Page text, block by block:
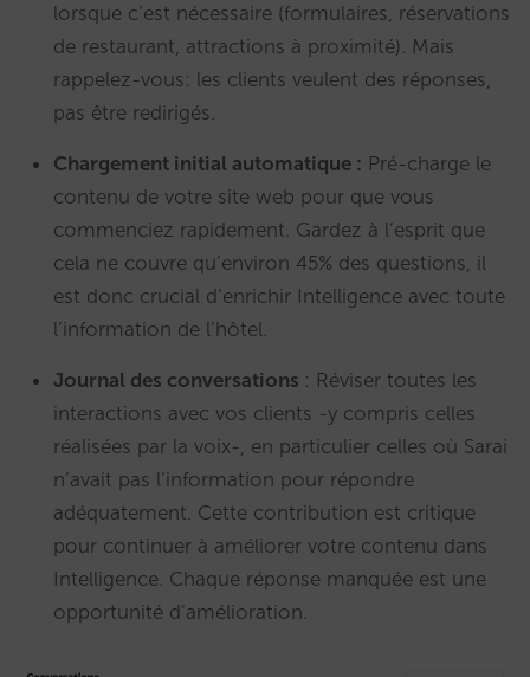
lorsque c’est nécessaire (formulaires, réservations
de restaurant, attractions à proximité). Mais
rappelez-vous: les clients veulent des réponses,
pas être redirigés.
Chargement initial automatique : Pré-charge le
contenu de votre site web pour que vous
commenciez rapidement. Gardez à l’esprit que
cela ne couvre qu’environ 45% des questions, il
est donc crucial d’enrichir Intelligence avec toute
l’information de l’hôtel.
Journal des conversations : Réviser toutes les
interactions avec vos clients -y compris celles
réalisées par la voix-, en particulier celles où Sarai
n’avait pas l’information pour répondre
adéquatement. Cette contribution est critique
pour continuer à améliorer votre contenu dans
Intelligence. Chaque réponse manquée est une
opportunité d’amélioration.